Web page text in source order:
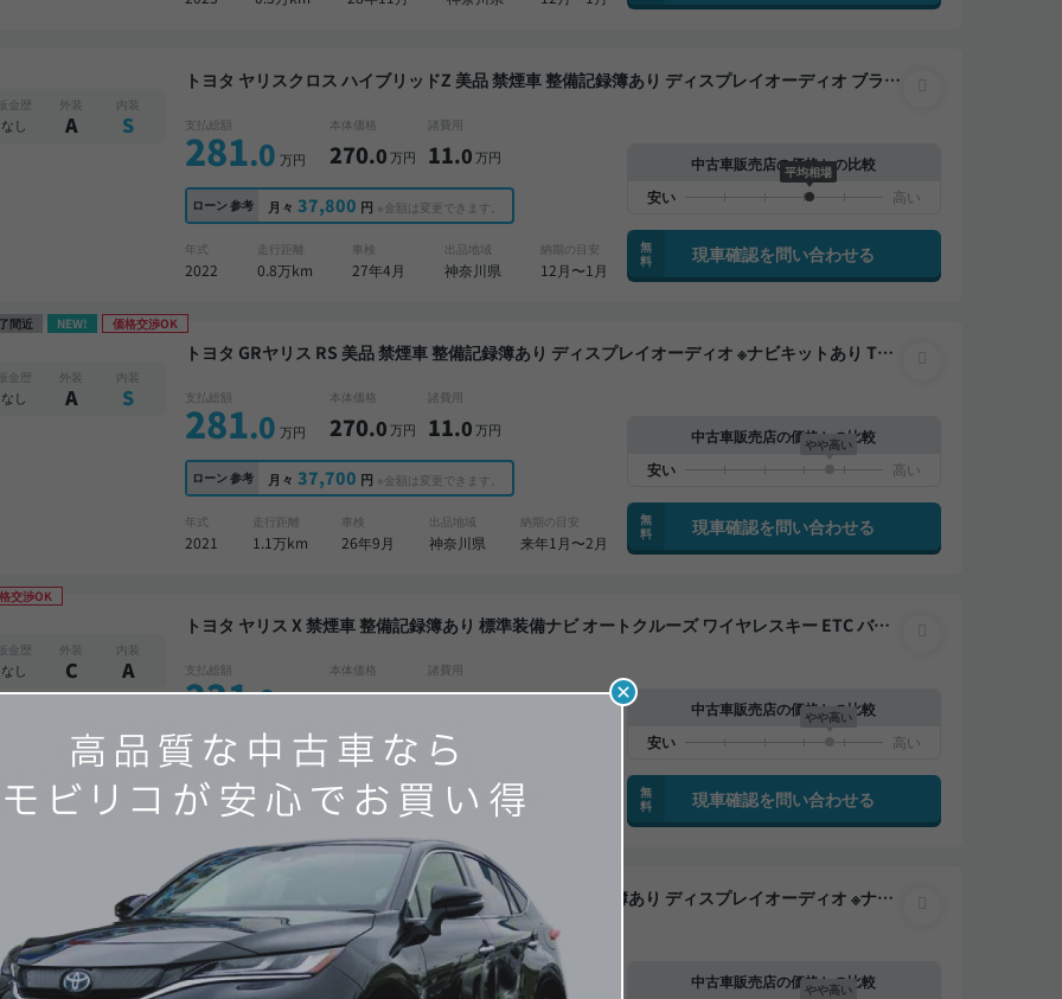
トヨタ ヤリスクロス ハイブリッドZ 美品 禁煙車 整備記録簿あり ディスプレイオーディオ ブライ
金歴
なし
外装
A
内装
S 支払総額
281.0 万円
本体価格
270.0万円
諸費用
11.0万円
ローン参考 月々 37,800 円 ※金額は変更できます。
年式
2022
走行距離
0.8万km
車検
27年4月
出品地域
神奈川県
納期の目安
12月〜1月
中古車販売店の価格との比較
平均相場
無
料
現車確認を問い合わせる
間近 NEW! 価格交渉OK
トヨタ GRヤリス RS 美品 禁煙車 整備記録簿あり ディスプレイオーディオ ※ナビキットあり TV
金歴
なし
外装
A
内装
S 支払総額
281.0 万円
本体価格
270.0万円
諸費用
11.0万円
ローン参考 月々 37,700 円 ※金額は変更できます。
年式
2021
走行距離
1.1万km
車検
26年9月
出品地域
神奈川県
納期の目安
来年1月〜2月
中古車販売店の価格との比較
やや高い
無
料
現車確認を問い合わせる
交渉OK
トヨタ ヤリス X 禁煙車 整備記録簿あり 標準装備ナビ オートクルーズ ワイヤレスキー ETC バッ
金歴
なし
外装
C
内装
A 支払総額
221.0
本体価格
210.0
諸費用
11.0
ローン参考 月々29,800円 ※金額は変更できます。
年式
2025
走行距離
0.3万km
車検
28年12月
出品地域
神奈川県
中古車販売店の価格との比較
やや高い
無
料
現車確認を問い合わせる
トヨタ ヤリスクロス ハイブリッドZ 美品 禁煙車 整備記録簿あり ディスプレイオーディオ ※ナビ
キットあり TV ブラインドスポットモニター オートクルーズ ワイヤレスキー スマートキー ETC
バックモニター 全方位カメラ ドライブレコーダー 衝突軽減
なし A
内装
S 支払総額
311.0万円
本体価格
300.0万円
諸費用
11.0万円 中古車販売店の価格との比較
やや高い